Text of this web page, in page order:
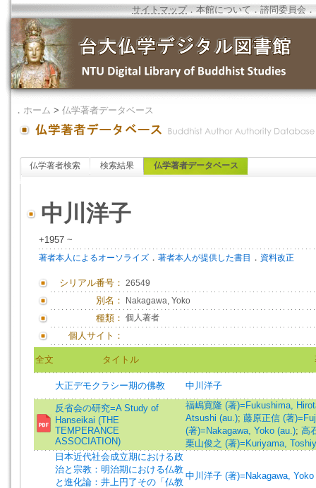
サイトマップ．本館について ．諮問委員会 ．
． ホーム > 仏学著者データベース
仏学著者検索 検索結果 仏学著者データベース
中川洋子
+1957 ~
著者本人によるオーソライズ ． 著者本人が提供した書目 ． 資料改正
シリアル番号： 26549
別名： Nakagawa, Yoko
種類： 個人著者
個人サイト：
全文 タイトル
大正デモクラシー期の佛教 中川洋子
反省会の研究=A Study of
Hanseikai (THE
TEMPERANCE
ASSOCIATION)
福嶋寛隆 (著)=Fukushima,
Atsushi (au.); 藤原正信 (著
(著)=Nakagawa, Yoko (au.); 高
栗山俊之 (著)=Kuriyama,
日本近代社会成立期における政
治と宗教：明治期における仏教
と進化論：井上円了その「仏教
中川洋子 (著)=Nakagawa, Yoko